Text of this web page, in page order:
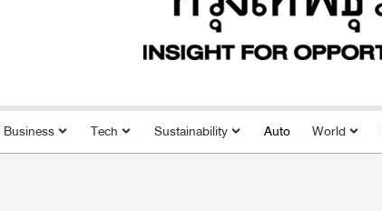
Business Tech Sustainability Auto World